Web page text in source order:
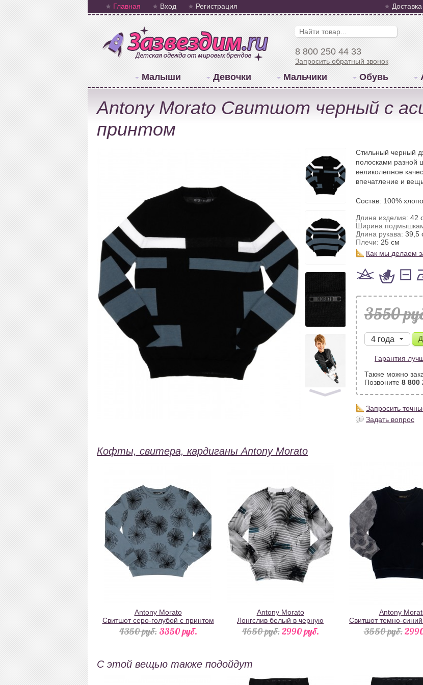
Главная Вход Регистрация
8 800 250 44 33
Запросить обратный звонок
Малыши Девочки Мальчики Обувь
Antony Morato Свитшот черный с
принтом
Стильный черный
полосками разной
великолепное
впечатление и
Состав: 100%
Длина изделия: 42
Ширина
Длина рукава: 39,5
Плечи: 25 см
Как мы делаем
3550
Гарантия
Также можно
Позвоните 8 800
Запросить
Задать вопрос
Кофты, свитера, кардиганы Antony Morato
Antony Morato
Свитшот серо-голубой с принтом
4350 pуб. 3350 pуб.
Antony Morato
Лонгслив белый в черную
полоску с абстрактным принтом
4650 pуб.2990 pуб.
Antony
Свитшот темно-
рукавами
3550 pуб.
С этой вещью также подойдут